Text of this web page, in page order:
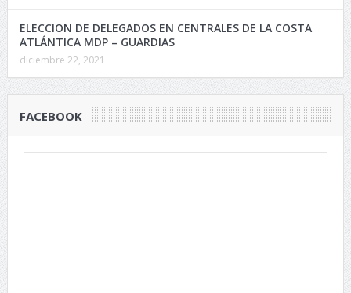
ELECCION DE DELEGADOS EN CENTRALES DE LA COSTA
ATLÁNTICA MDP – GUARDIAS
diciembre 22, 2021
FACEBOOK